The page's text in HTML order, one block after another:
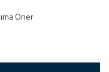
Öner